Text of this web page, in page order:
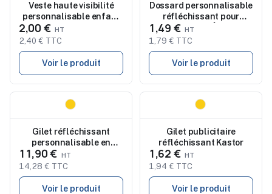
Veste haute visibilité
personnalisable enfant
Mini Visible
2,00 €
2,40 € TTC
Voir le produit
Dossard personnalisable
réfléchissant pour
enfant Éli
1,49 €
1,79 € TTC
Voir le produit
Gilet réfléchissant
personnalisable en
maille Minna
11,90 €
14,28 € TTC
Voir le produit
Gilet publicitaire
réfléchissant Kastor
1,62 €
1,94 € TTC
Voir le produit